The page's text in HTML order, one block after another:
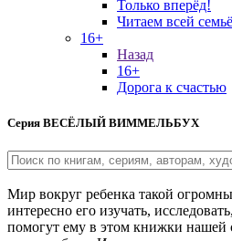
Только вперёд!
Читаем всей
16+
Назад
16+
Дорога к счастью
Серия ВЕСЁЛЫЙ ВИММЕЛЬБУХ
Мир вокруг ребенка такой
интересно его изучать,
помогут ему в этом книжки нашей